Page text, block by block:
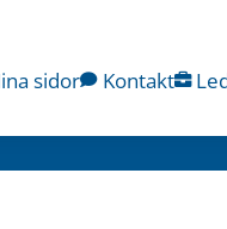
sidor Kontakt